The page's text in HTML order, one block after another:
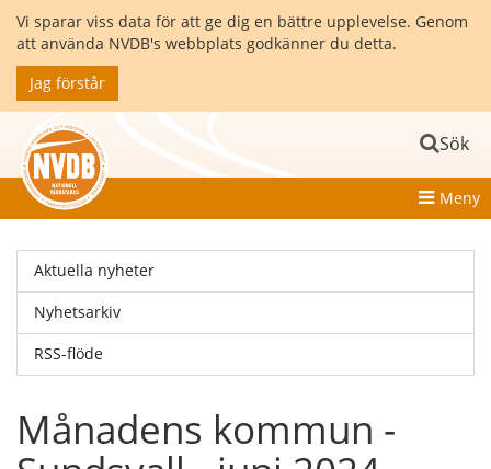
Vi sparar viss data för att ge dig en bättre upplevelse. Genom
att använda NVDB's webbplats godkänner du detta.
Jag förstår
Sök
Meny
Aktuella nyheter
Nyhetsarkiv
RSS-flöde
Månadens kommun -